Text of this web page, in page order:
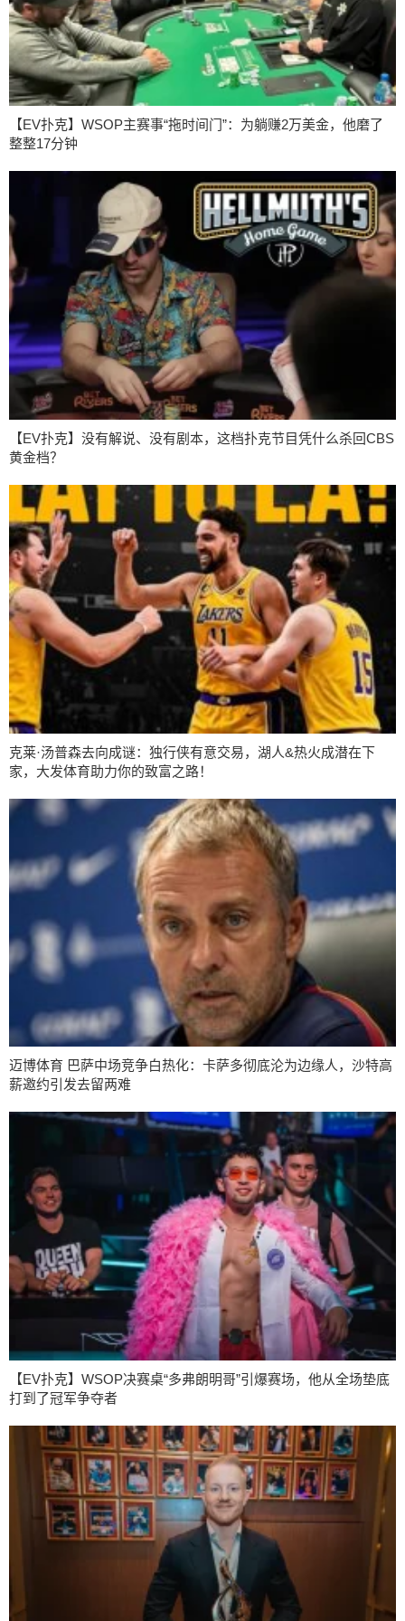
【EV扑克】WSOP主赛事“拖时间门”：为躺赚2万美金，他磨了
整整17分钟
【EV扑克】没有解说、没有剧本，这档扑克节目凭什么杀回CBS
黄金档？
克莱·汤普森去向成谜：独行侠有意交易，湖人&热火成潜在下
家，大发体育助力你的致富之路！
迈博体育 巴萨中场竞争白热化：卡萨多彻底沦为边缘人，沙特高
薪邀约引发去留两难
【EV扑克】WSOP决赛桌“多弗朗明哥”引爆赛场，他从全场垫底
打到了冠军争夺者